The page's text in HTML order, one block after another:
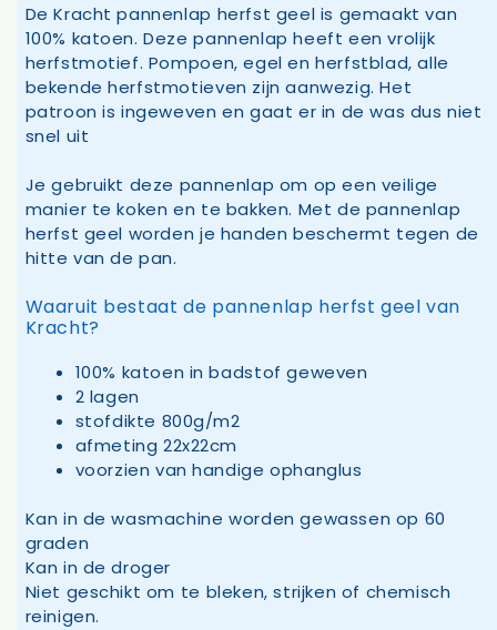
De Kracht pannenlap herfst geel is gemaakt van
100% katoen. Deze pannenlap heeft een vrolijk
herfstmotief. Pompoen, egel en herfstblad, alle
bekende herfstmotieven zijn aanwezig. Het
patroon is ingeweven en gaat er in de was dus niet
snel uit
Je gebruikt deze pannenlap om op een veilige
manier te koken en te bakken. Met de pannenlap
herfst geel worden je handen beschermt tegen de
hitte van de pan.
Waaruit bestaat de pannenlap herfst geel van
Kracht?
100% katoen in badstof geweven
2 lagen
stofdikte 800g/m2
afmeting 22x22cm
voorzien van handige ophanglus
Kan in de wasmachine worden gewassen op 60
graden
Kan in de droger
Niet geschikt om te bleken, strijken of chemisch
reinigen.